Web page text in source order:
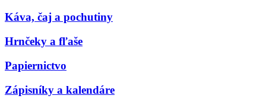
Káva, čaj a pochutiny
Hrnčeky a fľaše
Papiernictvo
Zápisníky a kalendáre